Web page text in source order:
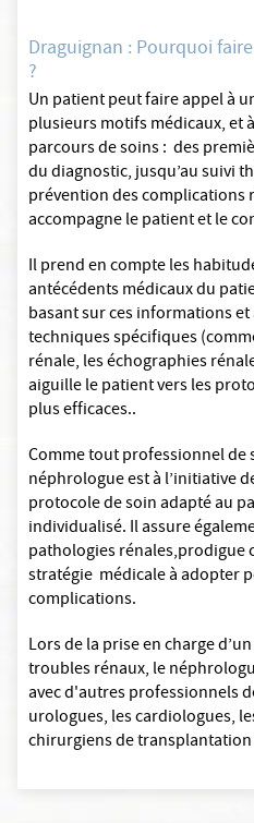
Draguignan : Pourquoi
?
Un patient peut faire appel à
plusieurs motifs médicaux, et
parcours de soins : des
du diagnostic, jusqu’au suivi
prévention des complications
accompagne le patient et le
Il prend en compte les
antécédents médicaux du
basant sur ces informations et
techniques spécifiques
rénale, les échographies
aiguille le patient vers les
plus efficaces..
Comme tout professionnel de
néphrologue est à l’initiative
protocole de soin adapté au
individualisé. Il assure
pathologies rénales,prodigue
stratégie médicale à adopter
complications.
Lors de la prise en charge
troubles rénaux, le
avec d'autres professionnels
urologues, les cardiologues,
chirurgiens de